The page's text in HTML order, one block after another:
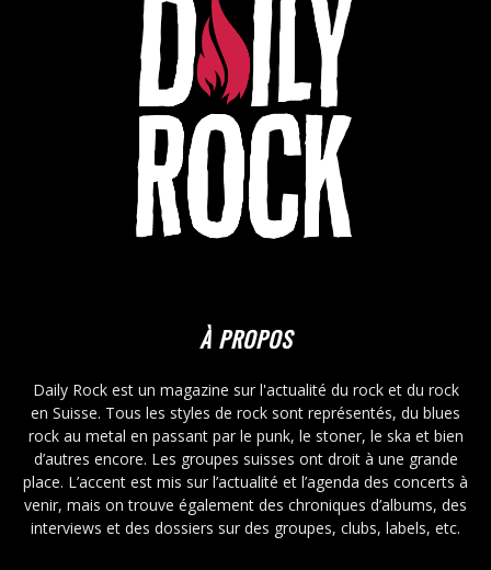
À PROPOS
Daily Rock est un magazine sur l'actualité du rock et du rock
en Suisse. Tous les styles de rock sont représentés, du blues
rock au metal en passant par le punk, le stoner, le ska et bien
d’autres encore. Les groupes suisses ont droit à une grande
place. L’accent est mis sur l’actualité et l’agenda des concerts à
venir, mais on trouve également des chroniques d’albums, des
interviews et des dossiers sur des groupes, clubs, labels, etc.